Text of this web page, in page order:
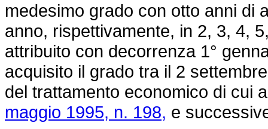
medesimo grado con otto anni di
anno, rispettivamente, in 2, 3, 4,
attribuito con decorrenza 1°
acquisito il grado tra il 2
del trattamento economico di cui
maggio 1995, n. 198, e